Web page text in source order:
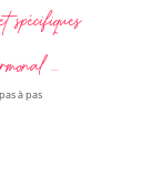
à pas
spécifiques
...